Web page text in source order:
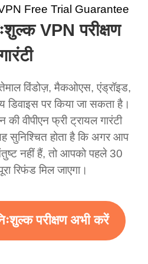
एक
लेकिन
करता
यदि वहाँ
है कि यह
समर्थन
में आपको
चाहिए
लेकिन सच
करता हूं
करता
किसी भी
धीमा
स्विच
से, मेरा
हिस्सा,
को
मैं मुफ्त सेवा
एक बढ़िया
VPN परीक्षण
विंडोज़, मैकओएस, एंड्रॉइड,
पर किया जा सकता है।
की वीपीएन फ्री ट्रायल गारंटी
सुनिश्चित होता है कि अगर आप
नहीं हैं, तो आपको पहले 30
रिफंड मिल जाएगा।
परीक्षण अभी करें